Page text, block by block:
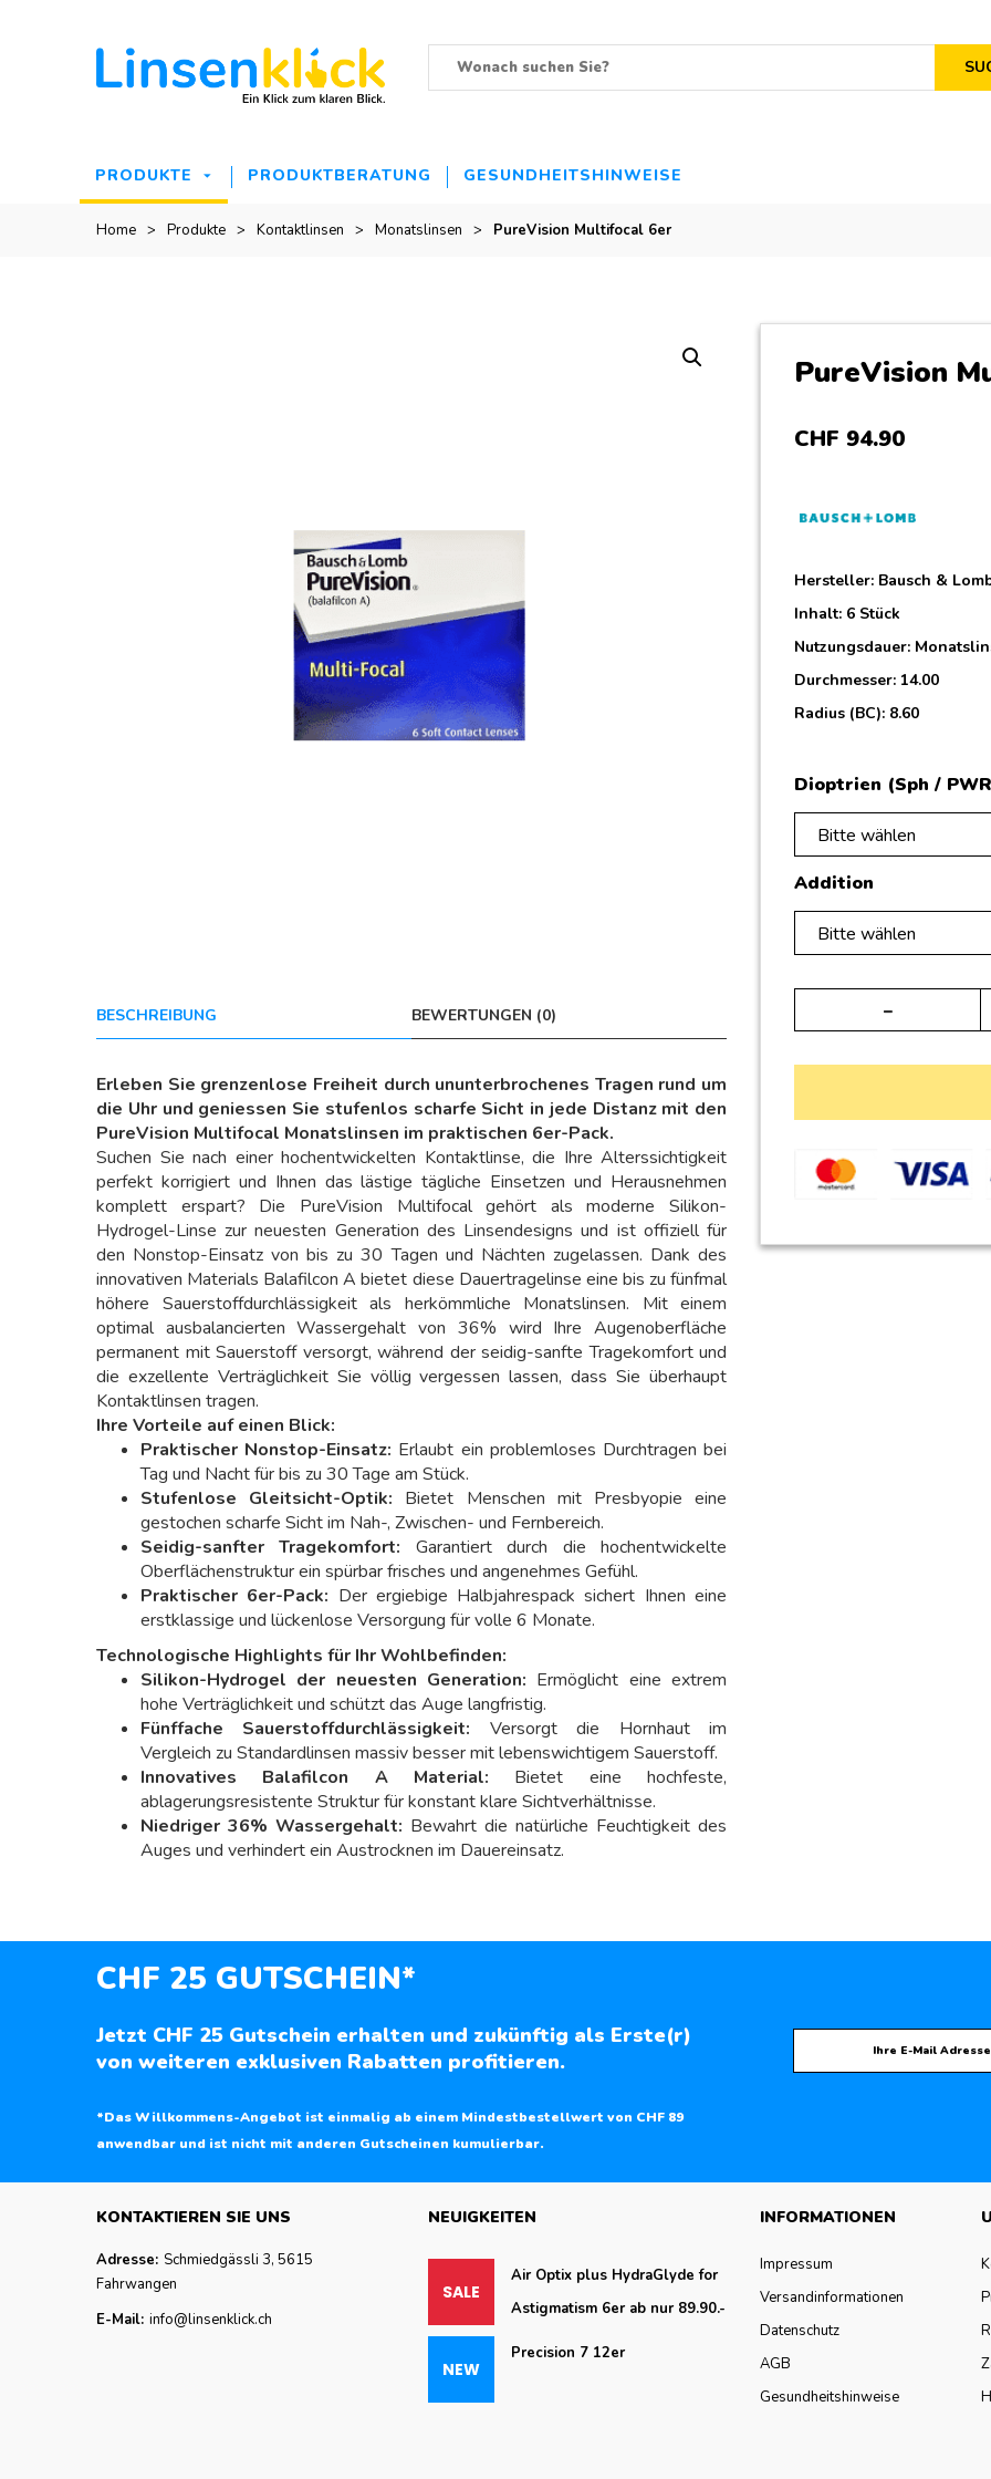
PRODUKTE PRODUKTBERATUNG GESUNDHEITSHINWEISE
Home > Produkte > Kontaktlinsen > Monatslinsen > PureVision Multifocal 6er
BESCHREIBUNG BEWERTUNGEN (0)
Erleben Sie grenzenlose Freiheit durch ununterbrochenes Tragen rund um
die Uhr und geniessen Sie stufenlos scharfe Sicht in jede Distanz mit den
PureVision Multifocal Monatslinsen im praktischen 6er-Pack.
Suchen Sie nach einer hochentwickelten Kontaktlinse, die Ihre Alterssichtigkeit
perfekt korrigiert und Ihnen das lästige tägliche Einsetzen und Herausnehmen
komplett erspart? Die PureVision Multifocal gehört als moderne Silikon-
Hydrogel-Linse zur neuesten Generation des Linsendesigns und ist offiziell für
den Nonstop-Einsatz von bis zu 30 Tagen und Nächten zugelassen. Dank des
innovativen Materials Balafilcon A bietet diese Dauertragelinse eine bis zu fünfmal
höhere Sauerstoffdurchlässigkeit als herkömmliche Monatslinsen. Mit einem
optimal ausbalancierten Wassergehalt von 36% wird Ihre Augenoberfläche
permanent mit Sauerstoff versorgt, während der seidig-sanfte Tragekomfort und
die exzellente Verträglichkeit Sie völlig vergessen lassen, dass Sie überhaupt
Kontaktlinsen tragen.
Ihre Vorteile auf einen Blick:
Praktischer Nonstop-Einsatz: Erlaubt ein problemloses Durchtragen bei
Tag und Nacht für bis zu 30 Tage am Stück.
Stufenlose Gleitsicht-Optik: Bietet Menschen mit Presbyopie eine
gestochen scharfe Sicht im Nah-, Zwischen- und Fernbereich.
Seidig-sanfter Tragekomfort: Garantiert durch die hochentwickelte
Oberflächenstruktur ein spürbar frisches und angenehmes Gefühl.
Praktischer 6er-Pack: Der ergiebige Halbjahrespack sichert Ihnen eine
erstklassige und lückenlose Versorgung für volle 6 Monate.
Technologische Highlights für Ihr Wohlbefinden:
Silikon-Hydrogel der neuesten Generation: Ermöglicht eine extrem
hohe Verträglichkeit und schützt das Auge langfristig.
Fünffache Sauerstoffdurchlässigkeit: Versorgt die Hornhaut im
Vergleich zu Standardlinsen massiv besser mit lebenswichtigem Sauerstoff.
Innovatives Balafilcon A Material: Bietet eine hochfeste,
ablagerungsresistente Struktur für konstant klare Sichtverhältnisse.
Niedriger 36% Wassergehalt: Bewahrt die natürliche Feuchtigkeit des
Auges und verhindert ein Austrocknen im Dauereinsatz.
PureVision
CHF 94.90
Hersteller: Bausch &
Inhalt: 6 Stück
Nutzungsdauer:
Durchmesser: 14.00
Radius (BC): 8.60
Dioptrien (Sph /
Bitte wählen
Addition
Bitte wählen
CHF 25 GUTSCHEIN*
Jetzt CHF 25 Gutschein erhalten und zukünftig als Erste(r)
von weiteren exklusiven Rabatten profitieren.
*Das Willkommens-Angebot ist einmalig ab einem Mindestbestellwert von CHF 89
anwendbar und ist nicht mit anderen Gutscheinen kumulierbar.
KONTAKTIEREN SIE UNS
Adresse: Schmiedgässli 3, 5615
Fahrwangen
E-Mail: info@linsenklick.ch
NEUIGKEITEN
Air Optix plus HydraGlyde for
Astigmatism 6er ab nur 89.90.-
Precision 7 12er
INFORMATIONEN
Impressum
Versandinformationen
Datenschutz
AGB
Gesundheitshinweise